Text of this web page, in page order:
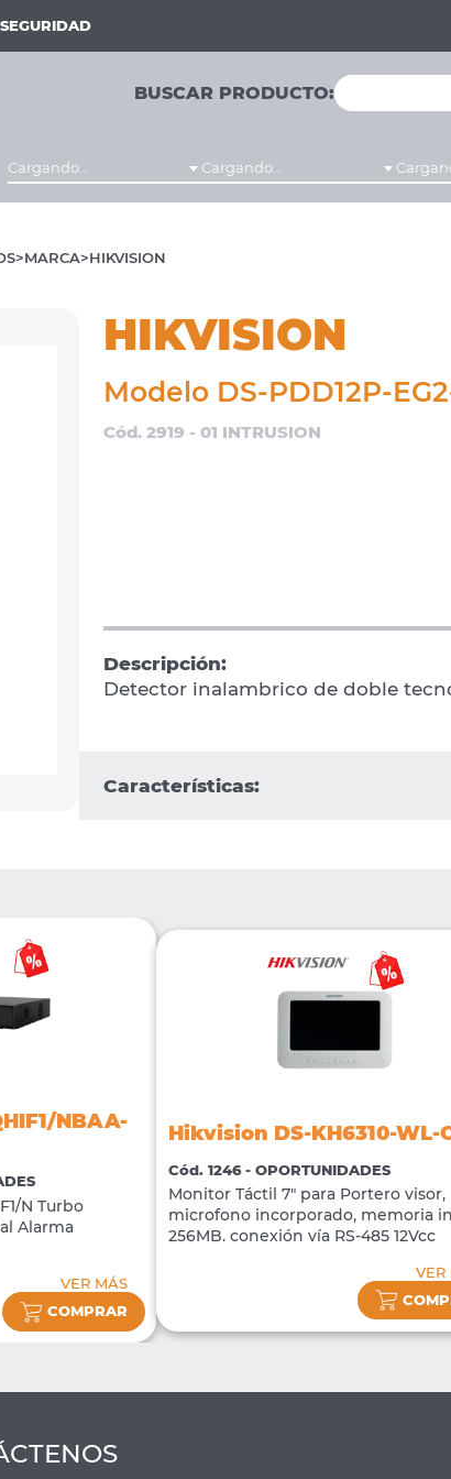
BUSCAR PRODUCTO:
Cargando... Cargando...
MARCA HIKVISION
HIKVISION
Modelo DS-PDD12P-
Cód. 2919 - 01 INTRUSION
Descripción:
Detector inalambrico de doble
Características:
NBAA-
N Turbo
Alarma
VER MÁS
COMPRAR
Hikvision DS-KH6310-WL-
Cód. 1246 - OPORTUNIDADES
Monitor Táctil 7" para Portero visor,
microfono incorporado, memoria
256MB. conexión vía RS-485 12Vcc
VER